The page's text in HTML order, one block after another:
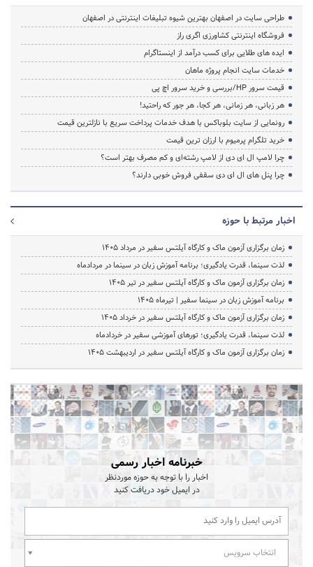
طراحی سایت در اصفهان بهترین شیوه تبلیغات اینترنتی در اصفهان
فروشگاه اینترنتی کشاورزی اگری راز
ایده های طلایی برای کسب درآمد از اینستاگرام
خدمات سایت انجام پروژه ماهان
قیمت سرور HP/بررسی و خرید سرور اچ پی
هر زبانی، هر زمانی، هر کجا، هر جور که راحتید!
رونمایی از سایت بلوباکس با هدف خدمات پرداخت سریع با نازلترین قیمت
خرید تلگرام پرمیوم با ارزان ترین قیمت
چرا لامپ ال ای دی از لامپ رشته‌ای و کم مصرف بهتر است؟
چرا پنل های ال ای دی سقفی فروش خوبی دارند؟
اخبار مرتبط با حوزه
زمان برگزاری آزمون ماک و کارگاه آیلتس سفیر در مرداد 1405
لذت سینما، قدرت یادگیری؛ برنامه آموزش زبان در سینما در مردادماه
زمان برگزاری آزمون ماک و کارگاه آیلتس سفیر در تیر 1405
برنامه آموزش زبان در سینما سفیر | تیرماه ۱۴۰۵
زمان برگزاری آزمون ماک و کارگاه آیلتس سفیر در خرداد 1405
لذت سینما، قدرت یادگیری؛ تورهای آموزشی سفیر در خردادماه
زمان برگزاری آزمون ماک و کارگاه آیلتس سفیر در اردیبهشت 1405
خبرنامه اخبار رسمی
اخبار را با توجه به حوزه موردنظر
در ایمیل خود دریافت کنید
انتخاب سرویس